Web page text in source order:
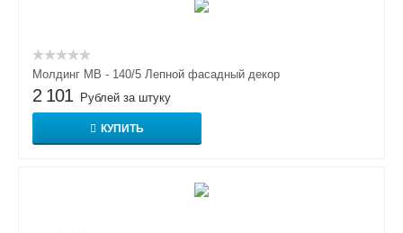
Молдинг МВ - 140/5 Лепной фасадный декор
2 101 Рублей за штуку
КУПИТЬ